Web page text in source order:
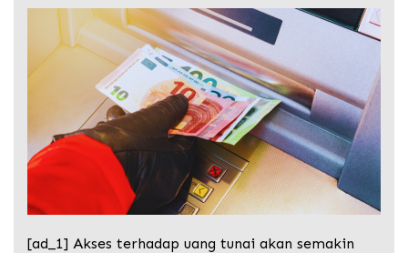
[ad_1] Akses terhadap uang tunai akan semakin